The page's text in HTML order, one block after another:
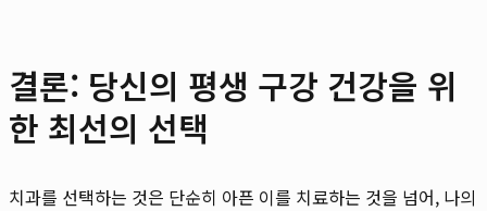
결론: 당신의 평생 구강 건강을 위
한 최선의 선택
치과를 선택하는 것은 단순히 아픈 이를 치료하는 것을 넘어, 나의